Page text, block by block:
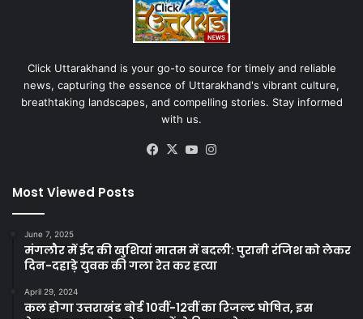
Click Uttarakhand is your go-to source for timely and reliable
news, capturing the essence of Uttarakhand's vibrant culture,
breathtaking landscapes, and compelling stories. Stay informed
with us.
Facebook
X YouTube
Most Viewed Posts
June 7, 2025
मंगलौर में ईद की खुशियां मातम में बदली: पुरानी रंजिश को लेकर
दिन-दहाड़े युवक की गला रेत कर हत्या
April 29, 2024
कल होगा उत्तराखंड बोर्ड 10वीं-12वीं का रिजल्ट घोषित, इस